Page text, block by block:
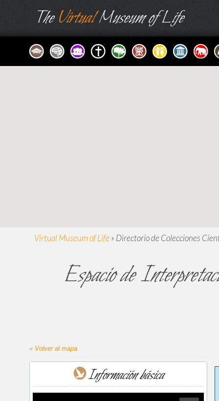
TheVirtualMuseum of Life
Virtual Museum of Life » Directorio de Colecciones
Espacio de
« Volver al mapa
Información básica